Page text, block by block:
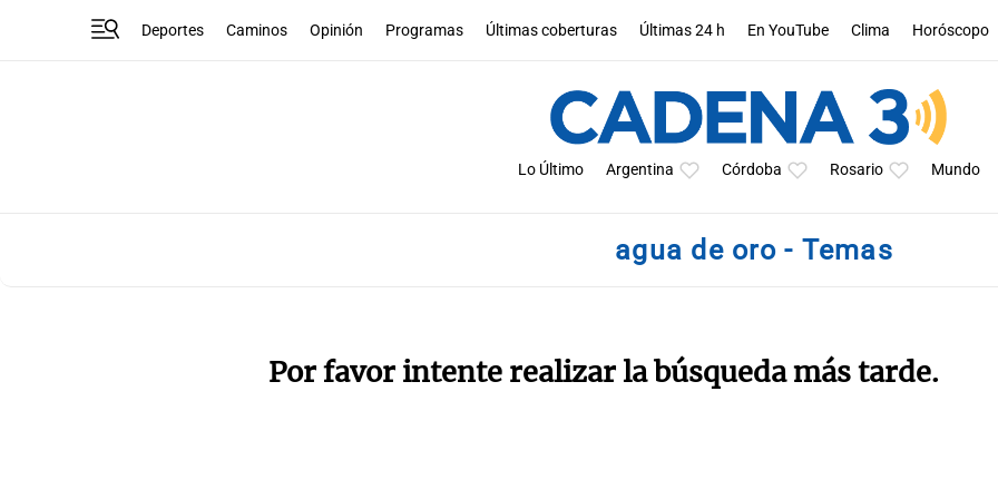
Deportes Caminos Opinión Programas Últimas coberturas Últimas 24 h En YouTube Clima Horóscopo
Lo Último Argentina Córdoba Rosario Mundo
agua de oro - Temas
Por favor intente realizar la búsqueda más tarde.